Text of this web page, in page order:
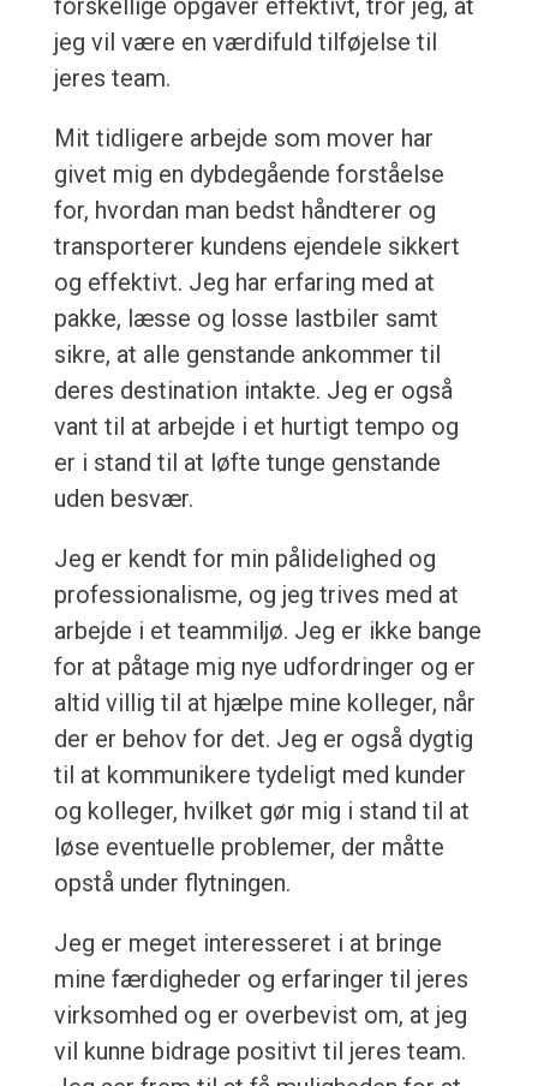
forskellige opgaver effektivt, tror jeg, at
jeg vil være en værdifuld tilføjelse til
jeres team.
Mit tidligere arbejde som mover har
givet mig en dybdegående forståelse
for, hvordan man bedst håndterer og
transporterer kundens ejendele sikkert
og effektivt. Jeg har erfaring med at
pakke, læsse og losse lastbiler samt
sikre, at alle genstande ankommer til
deres destination intakte. Jeg er også
vant til at arbejde i et hurtigt tempo og
er i stand til at løfte tunge genstande
uden besvær.
Jeg er kendt for min pålidelighed og
professionalisme, og jeg trives med at
arbejde i et teammiljø. Jeg er ikke bange
for at påtage mig nye udfordringer og er
altid villig til at hjælpe mine kolleger, når
der er behov for det. Jeg er også dygtig
til at kommunikere tydeligt med kunder
og kolleger, hvilket gør mig i stand til at
løse eventuelle problemer, der måtte
opstå under flytningen.
Jeg er meget interesseret i at bringe
mine færdigheder og erfaringer til jeres
virksomhed og er overbevist om, at jeg
vil kunne bidrage positivt til jeres team.